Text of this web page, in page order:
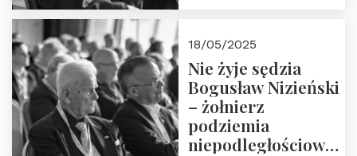
18/05/2025
Nie żyje sędzia
Bogusław Nizieński
– żołnierz
podziemia
niepodległościowego